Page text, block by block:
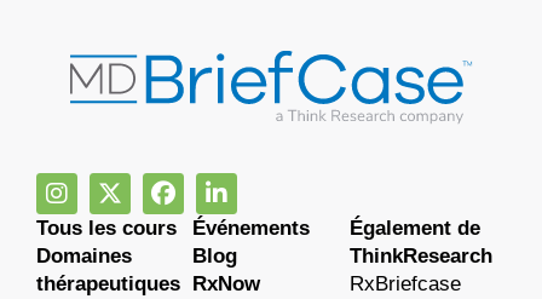
Tous les cours
Domaines
thérapeutiques
Événements
Blog
RxNow
Également de
ThinkResearch
RxBriefcase